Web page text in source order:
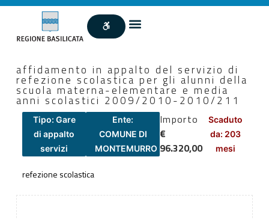
affidamento in appalto del servizio di
refezione scolastica per gli alunni della
scuola materna-elementare e media
anni scolastici 2009/2010-2010/211
Tipo: Gare
di appalto
servizi
Ente:
COMUNE DI
MONTEMURRO
Importo
€
96.320,00
Scaduto
da: 203
mesi
refezione scolastica